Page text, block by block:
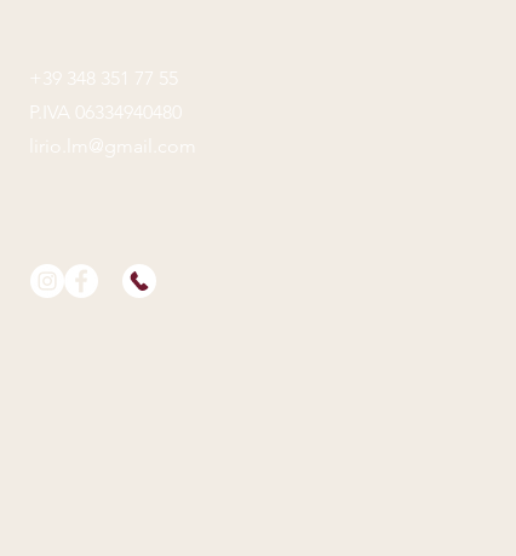
+39 348 351 77 55
P.IVA 06334940480
lirio.lm@gmail.com